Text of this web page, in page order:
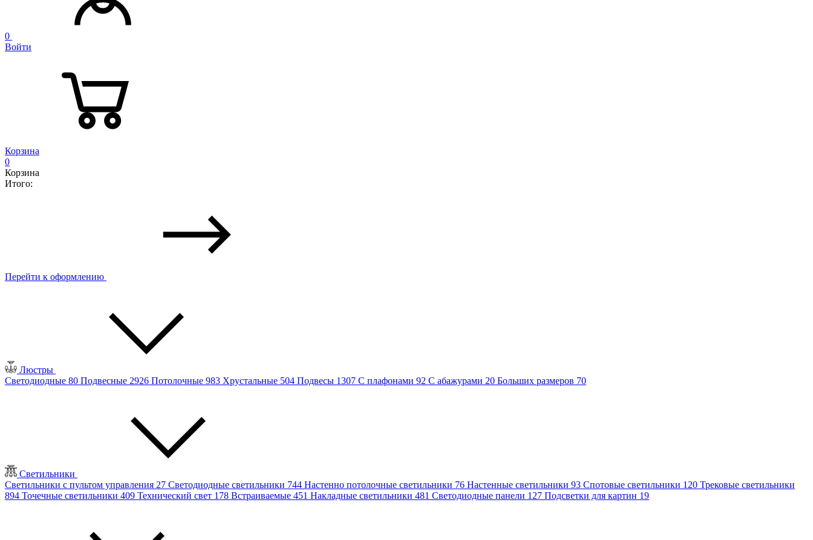
0
Войти
Корзина
0
Корзина
Итого:
Перейти к оформлению
Люстры
Светодиодные 80 Подвесные 2926 Потолочные 983 Хрустальные 504 Подвесы 1307 С плафонами 92 С абажурами 20 Больших размеров 70
Светильники
Светильники с пультом управления 27 Светодиодные светильники 744 Настенно потолочные светильники 76 Настенные светильники 93 Спотовые светильники 120 Трековые светильники
894 Точечные светильники 409 Технический свет 178 Встраиваемые 451 Накладные светильники 481 Светодиодные панели 127 Подсветки для картин 19